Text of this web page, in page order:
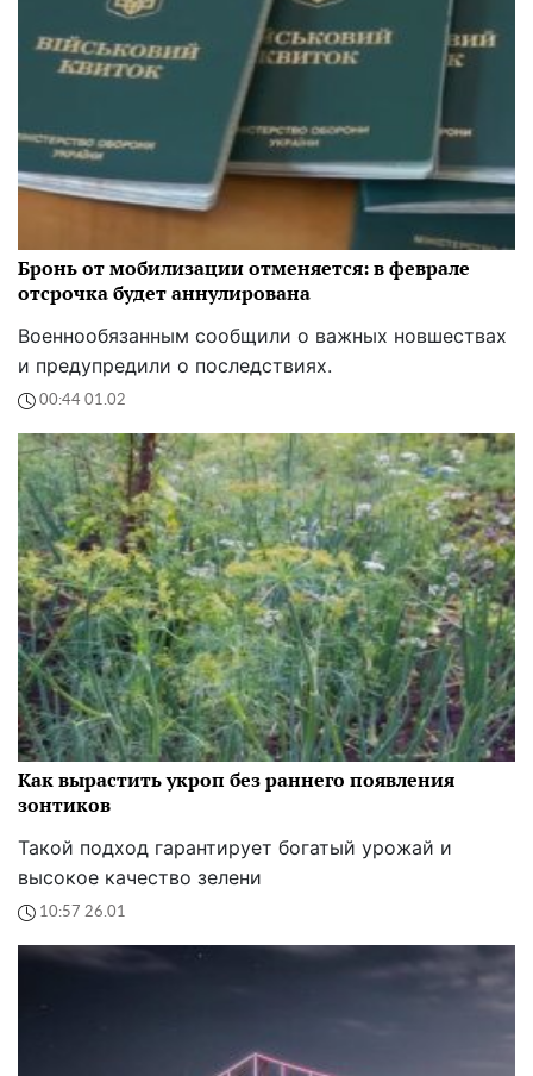
Бронь от мобилизации отменяется: в феврале
отсрочка будет аннулирована
Военнообязанным сообщили о важных новшествах
и предупредили о последствиях.
00:44 01.02
Как вырастить укроп без раннего появления
зонтиков
Такой подход гарантирует богатый урожай и
высокое качество зелени
10:57 26.01